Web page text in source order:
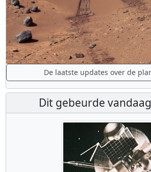
De laatste updates over de
Dit gebeurde